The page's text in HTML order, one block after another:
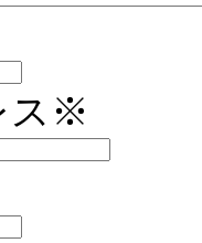
ス※